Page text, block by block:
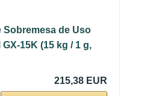
Sobremesa de Uso
15K (15 kg / 1 g,
215,38 EUR